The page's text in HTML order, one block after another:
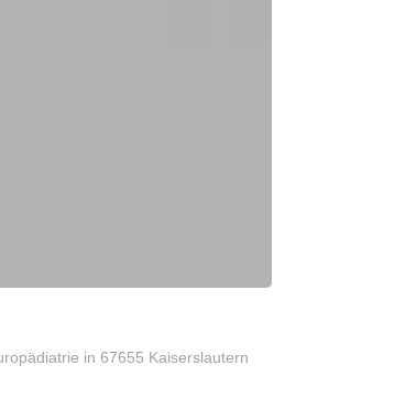
in 67655 Kaiserslautern